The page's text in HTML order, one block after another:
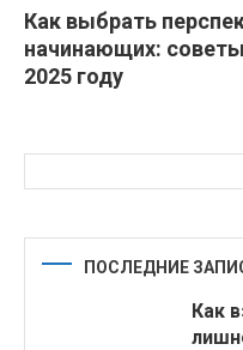
Как выбрать
начинающих:
2025 году
ПОСЛЕДНИЕ
Как